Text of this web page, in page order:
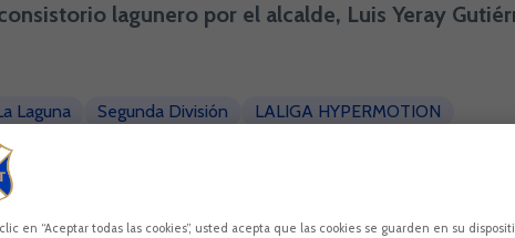
lagunero por el alcalde, Luis Yeray
Laguna Segunda División LALIGA HYPERMOTION
en “Aceptar todas las cookies”, usted acepta que las cookies se guarden en su